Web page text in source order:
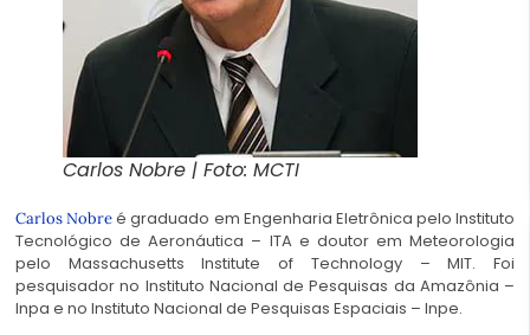
Carlos Nobre | Foto: MCTI
Carlos Nobreé graduado em Engenharia Eletrônica pelo Instituto
Tecnológico de Aeronáutica – ITA e doutor em Meteorologia
pelo Massachusetts Institute of Technology – MIT. Foi
pesquisador no Instituto Nacional de Pesquisas da Amazônia –
Inpa e no Instituto Nacional de Pesquisas Espaciais – Inpe.